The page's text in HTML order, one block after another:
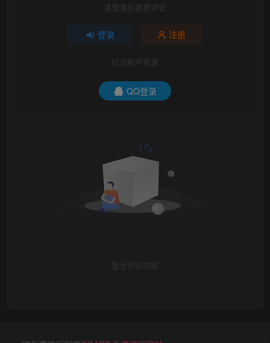
请登录后发表评论
登录 注册
社交账号登录
QQ登录
暂无评论内容